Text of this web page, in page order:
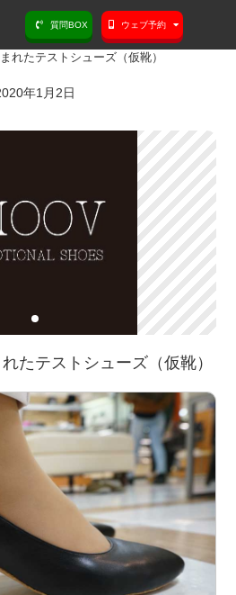
質問BOX ウェブ予約
れたテストシューズ（仮靴）
年1月2日
たテストシューズ（仮靴）